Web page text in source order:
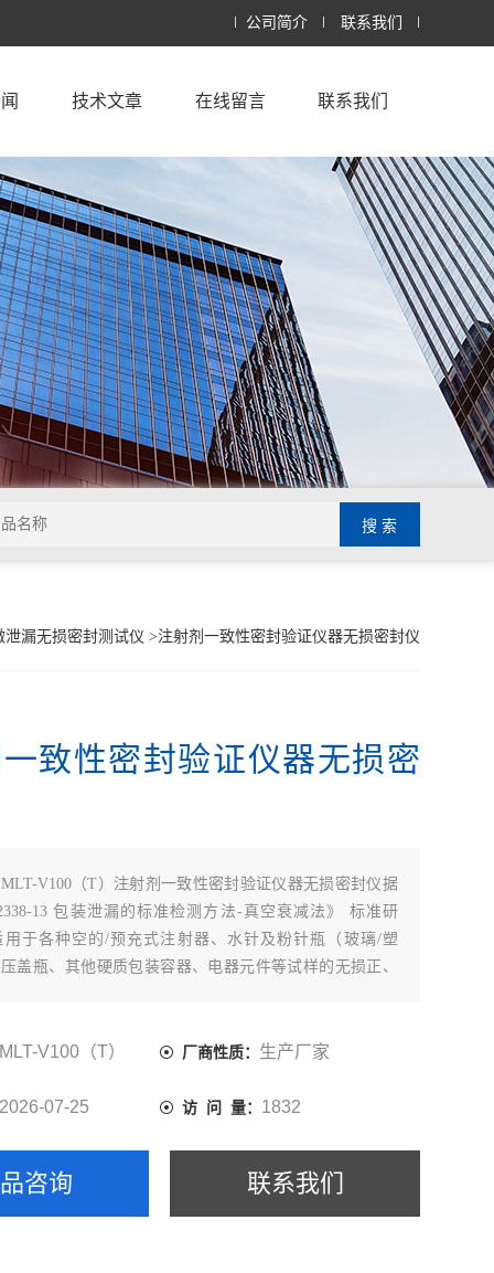
公司简介 联系我们
技术文章 在线留言 联系我们
泄漏无损密封测试仪 >注射剂一致性密封验证仪器无损密封仪
致性密封验证仪器无损密
MLT-V100（T）注射剂一致性密封验证仪器无损密封仪据
13 包装泄漏的标准检测方法-真空衰减法》 标准研
用于各种空的/预充式注射器、水针及粉针瓶（玻璃/塑
盖瓶、其他硬质包装容器、电器元件等试样的无损正、
定制。
MLT-V100（T） 厂商性质： 生产厂家
2026-07-25 访 问 量： 1832
咨询 联系我们